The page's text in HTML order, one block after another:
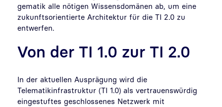
gematik alle nötigen Wissensdomänen ab, um eine
zukunftsorientierte Architektur für die TI 2.0 zu
entwerfen.
Von der TI 1.0 zur TI 2.0
In der aktuellen Ausprägung wird die
Telematikinfrastruktur (TI 1.0) als vertrauenswürdig
eingestuftes geschlossenes Netzwerk mit